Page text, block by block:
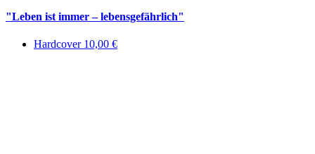
"Leben ist immer – lebensgefährlich"
Hardcover 10,00 €